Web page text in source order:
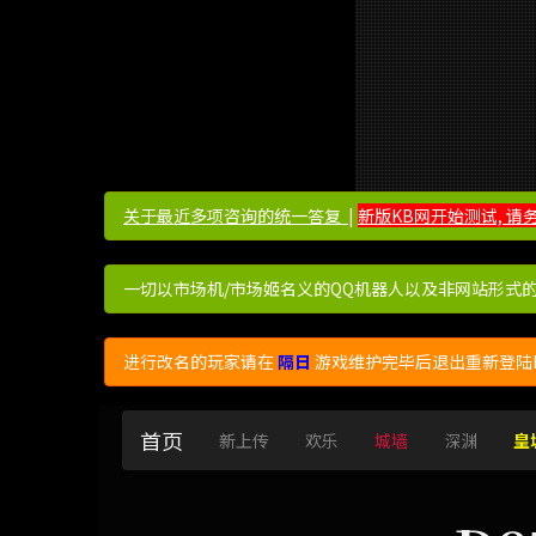
关于最近多项咨询的统一答复 ​​​​ | 新版KB网开始测试, 请
一切以市场机/市场姬名义的QQ机器人以及非网站形式
进行改名的玩家请在隔日 游戏维护完毕后退出重新登
首页 新上传 欢乐 城墙 深渊 皇